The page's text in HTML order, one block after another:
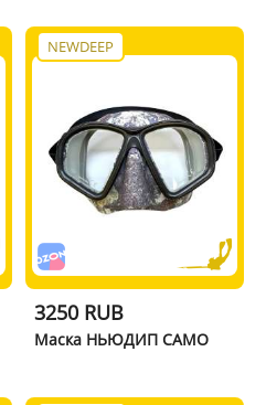
NEWDEEP
3250 RUB
Маска НЬЮДИП CAMO